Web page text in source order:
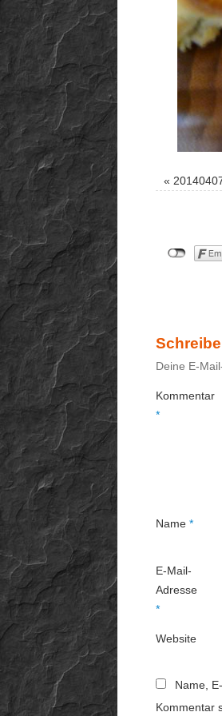
«
Deine E-
Kommentar
*
Name *
E-Mail-
Adresse
*
Website
Name,
Kommentar